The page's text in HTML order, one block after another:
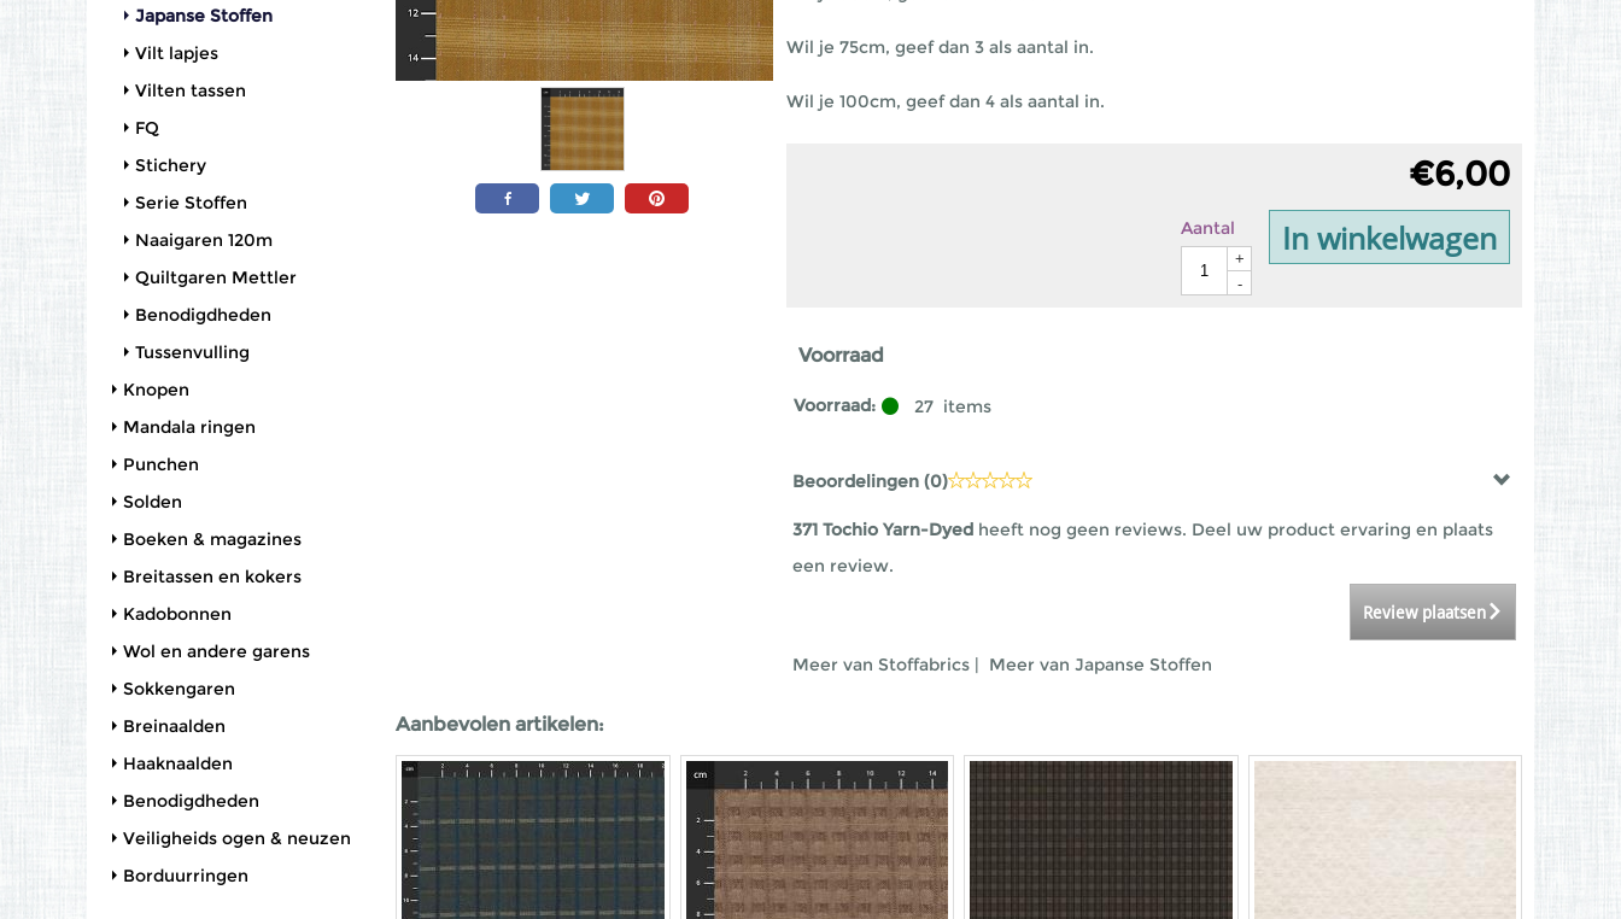
Japanse Stoffen
Vilt lapjes
Vilten tassen
FQ
Stichery
Serie Stoffen
Naaigaren 120m
Quiltgaren Mettler
Benodigdheden
Tussenvulling
Knopen
Mandala ringen
Punchen
Solden
Boeken & magazines
Breitassen en kokers
Kadobonnen
Wol en andere garens
Sokkengaren
Breinaalden
Haaknaalden
Benodigdheden
Veiligheids ogen & neuzen
Borduurringen
Wil je 75cm, geef dan 3 als aantal in.
Wil je 100cm, geef dan 4 als aantal in.
€6,00
Aantal
+
-
In winkelwagen
Voorraad
Voorraad: 27 items
Beoordelingen (0)
371 Tochio Yarn-Dyed heeft nog geen reviews. Deel uw product ervaring en plaats
een review.
Review plaatsen
Meer van Stoffabrics | Meer van Japanse Stoffen
Aanbevolen artikelen: